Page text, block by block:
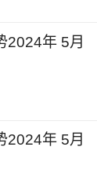
学习机会
自己的学术
有经验的老
2024年 5月
2024年 5月